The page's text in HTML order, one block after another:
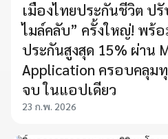
เมืองไทยประกันชีวิต ป
ไมล์คลับ” ครั้งใหญ่! พร้
ประกันสูงสุด 15% ผ่าน
Application ครอบคลุม
จบ ในแอปเดียว
23 ก.พ. 2026